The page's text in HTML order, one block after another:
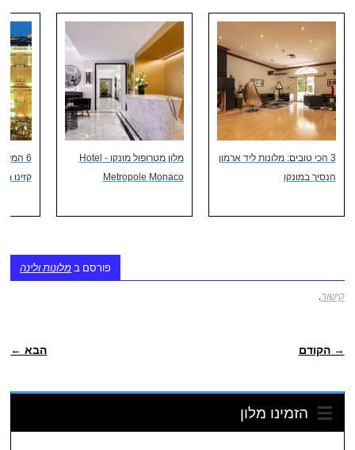
3 הכי טובים: מלונות ליד ארמון
הנסיך במונקו
מלון מטרופול מונקו - Hotel
Metropole Monaco
6
קזינו
פורסם במלונות ולינה
קישור.
→ הקודם הבא ←
הזמינו מלון